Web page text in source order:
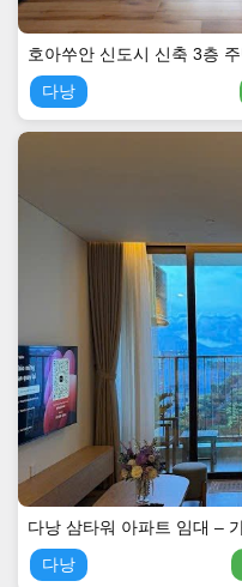
호아쑤안 신도시 신축 3층 주
다낭
다낭 삼타워 아파트 임대 –
다낭